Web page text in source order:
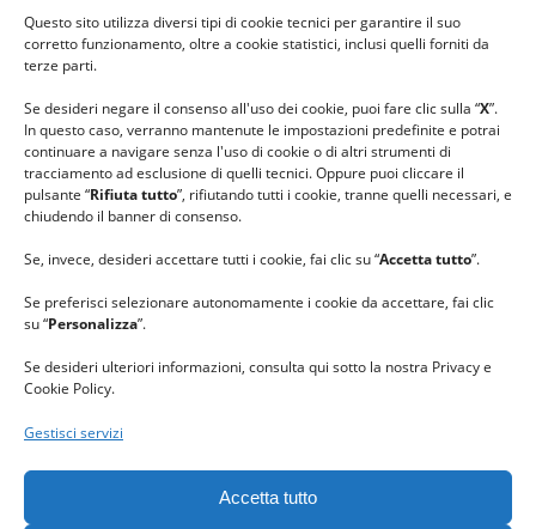
Questo sito utilizza diversi tipi di cookie tecnici per garantire il suo
corretto funzionamento, oltre a cookie statistici, inclusi quelli forniti da
terze parti.
Se desideri negare il consenso all'uso dei cookie, puoi fare clic sulla “X”.
In questo caso, verranno mantenute le impostazioni predefinite e potrai
continuare a navigare senza l'uso di cookie o di altri strumenti di
tracciamento ad esclusione di quelli tecnici. Oppure puoi cliccare il
pulsante “Rifiuta tutto”, rifiutando tutti i cookie, tranne quelli necessari, e
chiudendo il banner di consenso.
Se, invece, desideri accettare tutti i cookie, fai clic su “Accetta tutto”.
Se preferisci selezionare autonomamente i cookie da accettare, fai clic
su “Personalizza”.
Se desideri ulteriori informazioni, consulta qui sotto la nostra Privacy e
Cookie Policy.
Gestisci servizi
Accetta tutto
#lanaterapia
#ilcaloredellempatia